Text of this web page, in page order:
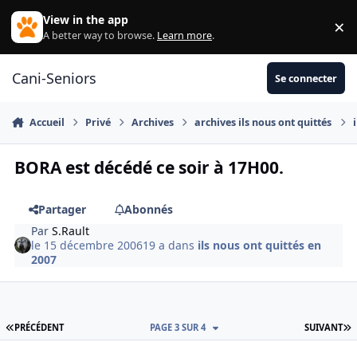
Aller au contenu
View in the app
A better way to browse. Learn more. ×
Cani-Seniors Se connecter
Accueil Privé Archives archives ils nous ont quittés
BORA est décédé ce soir à 17H00.
Partager
Abonnés
ParS.Rault
le 15 décembre 200619 a dans ils nous ont quittés en
2007
PREMIÈRE PAGE
PRÉCÉDENT SUIVANT
PAGE 3 SUR 4